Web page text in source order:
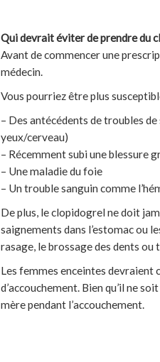
Qui devrait éviter de prendre du
Avant de commencer une
médecin.
Vous pourriez être plus
– Des antécédents de troubles
yeux/cerveau)
– Récemment subi une blessure
– Une maladie du foie
– Un trouble sanguin comme
De plus, le clopidogrel ne doit
saignements dans l’estomac ou
rasage, le brossage des dents
Les femmes enceintes devraient
d’accouchement. Bien qu’il ne
mère pendant l’accouchement.